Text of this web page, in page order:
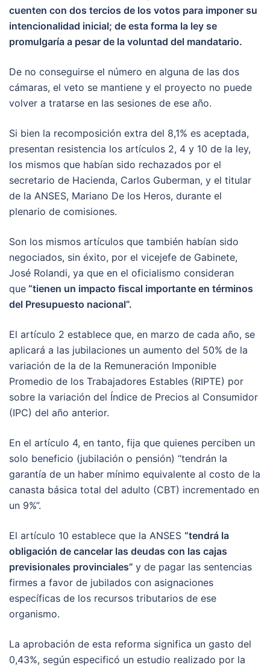
cuenten con dos tercios de los votos para imponer su
intencionalidad inicial; de esta forma la ley se
promulgaría a pesar de la voluntad del mandatario.
De no conseguirse el número en alguna de las dos
cámaras, el veto se mantiene y el proyecto no puede
volver a tratarse en las sesiones de ese año.
Si bien la recomposición extra del 8,1% es aceptada,
presentan resistencia los artículos 2, 4 y 10 de la ley,
los mismos que habían sido rechazados por el
secretario de Hacienda, Carlos Guberman, y el titular
de la ANSES, Mariano De los Heros, durante el
plenario de comisiones.
Son los mismos artículos que también habían sido
negociados, sin éxito, por el vicejefe de Gabinete,
José Rolandi, ya que en el oficialismo consideran
que “tienen un impacto fiscal importante en términos
del Presupuesto nacional”.
El artículo 2 establece que, en marzo de cada año, se
aplicará a las jubilaciones un aumento del 50% de la
variación de la de la Remuneración Imponible
Promedio de los Trabajadores Estables (RIPTE) por
sobre la variación del Índice de Precios al Consumidor
(IPC) del año anterior.
En el artículo 4, en tanto, fija que quienes perciben un
solo beneficio (jubilación o pensión) “tendrán la
garantía de un haber mínimo equivalente al costo de la
canasta básica total del adulto (CBT) incrementado en
un 9%”.
El artículo 10 establece que la ANSES “tendrá la
obligación de cancelar las deudas con las cajas
previsionales provinciales” y de pagar las sentencias
firmes a favor de jubilados con asignaciones
específicas de los recursos tributarios de ese
organismo.
La aprobación de esta reforma significa un gasto del
0,43%, según especificó un estudio realizado por la